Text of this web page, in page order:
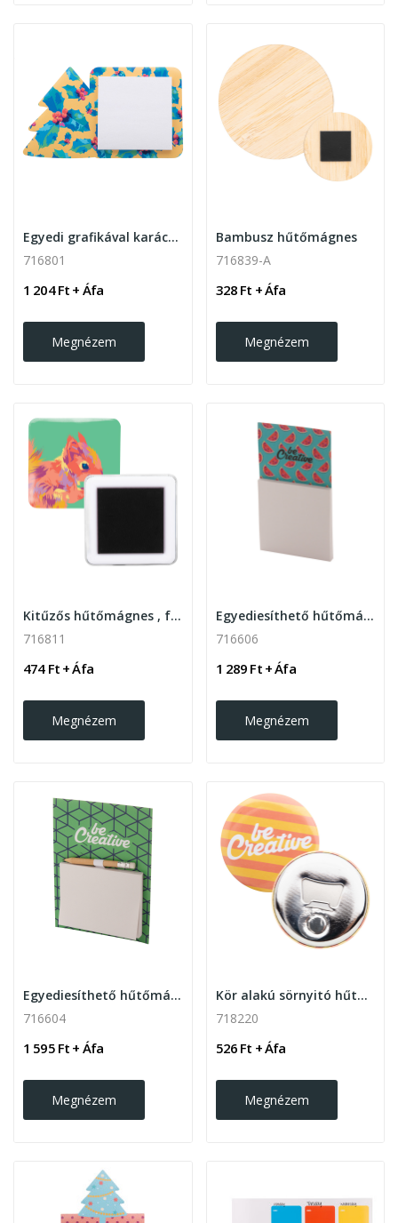
Egyedi grafikával karácsonyi hűtőmágnes...
716801
1 204 Ft + Áfa
Megnézem
Bambusz hűtőmágnes
716839-A
328 Ft + Áfa
Megnézem
Kitűzős hűtőmágnes , fehér
716811
474 Ft + Áfa
Megnézem
Egyediesíthető hűtőmágnes
716606
1 289 Ft + Áfa
Megnézem
Egyediesíthető hűtőmágnes mini fa ceruzával
716604
1 595 Ft + Áfa
Megnézem
Kör alakú sörnyitó hűtőmágnessel
718220
526 Ft + Áfa
Megnézem